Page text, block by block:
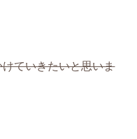
ていきたいと思いま